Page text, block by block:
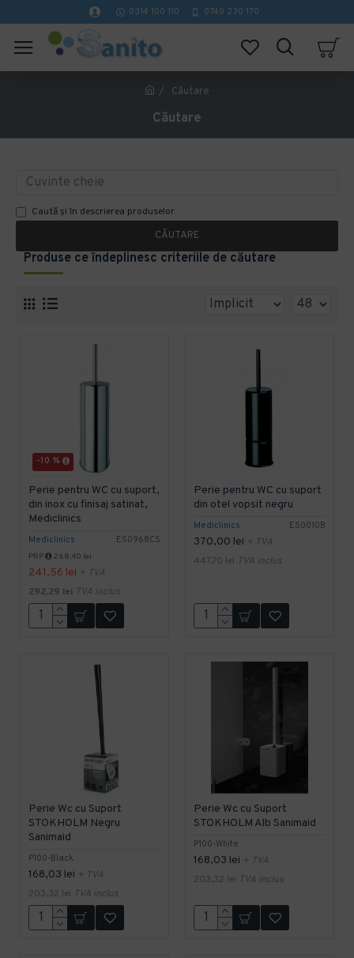
0314 100 110 0740 230 170
Căutare
Căutare
Caută și în descrierea produselor
CĂUTARE
Produse ce îndeplinesc criteriile de căutare
-10 %
Mediclinics ES0968CS
Perie pentru WC cu suport,
din inox cu finisaj satinat,
Mediclinics
PRP 268,40 lei
241,56 lei + TVA
292,29 lei TVA inclus
Mediclinics ES0010B
Perie pentru WC cu suport
din otel vopsit negru
370,00 lei + TVA
447,70 lei TVA inclus
P100-Black
Perie Wc cu Suport
STOKHOLM Negru
Sanimaid
168,03 lei + TVA
203,32 lei TVA inclus
P100-White
Perie Wc cu Suport
STOKHOLM Alb Sanimaid
168,03 lei + TVA
203,32 lei TVA inclus